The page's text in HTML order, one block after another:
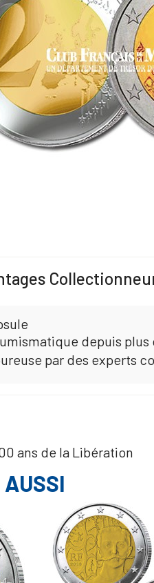
depuis plus
par des experts
ans de la Libération
AUSSI